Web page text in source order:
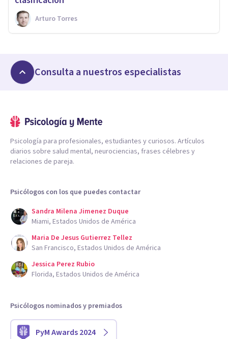
Arturo Torres
Consulta a nuestros especialistas
Psicología para profesionales, estudiantes y curiosos. Artículos
diarios sobre salud mental, neurociencias, frases célebres y
relaciones de pareja.
Psicólogos con los que puedes contactar
Sandra Milena Jimenez Duque
Miami, Estados Unidos de América
Maria De Jesus Gutierrez Tellez
San Francisco, Estados Unidos de América
Jessica Perez Rubio
Florida, Estados Unidos de América
Psicólogos nominados y premiados
PyM Awards 2024